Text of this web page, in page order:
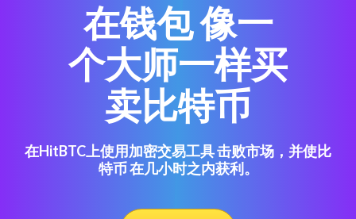
在钱包 像一
个大师一样买
卖比特币
在HitBTC上使用加密交易工具 击败市场，并使比
特币 在几小时之内获利。